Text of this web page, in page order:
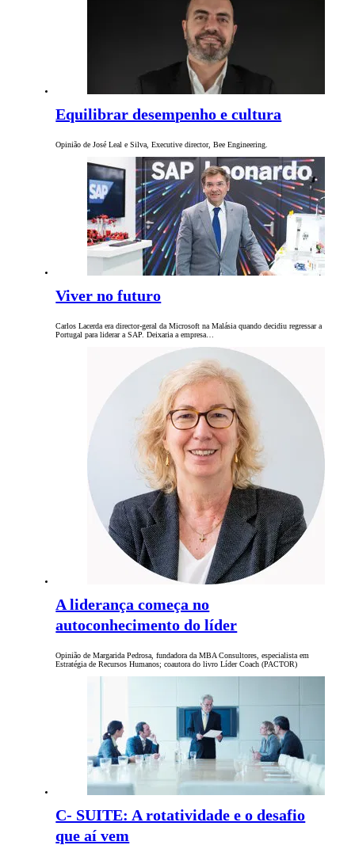
Equilibrar desempenho e cultura
Opinião de José Leal e Silva, Executive director, Bee Engineering.
Viver no futuro
Carlos Lacerda era director-geral da Microsoft na Malásia quando decidiu regressar a
Portugal para liderar a SAP. Deixaria a empresa…
A liderança começa no
autoconhecimento do líder
Opinião de Margarida Pedrosa, fundadora da MBA Consultores, especialista em
Estratégia de Recursos Humanos; coautora do livro Líder Coach (PACTOR)
C- SUITE: A rotatividade e o desafio
que aí vem